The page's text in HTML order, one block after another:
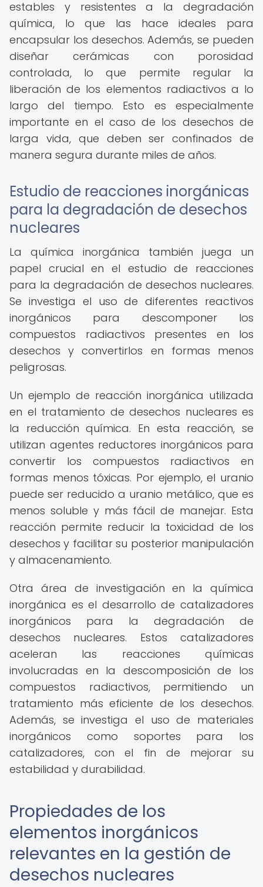
estables y resistentes a la degradación
química, lo que las hace ideales para
encapsular los desechos. Además, se pueden
diseñar cerámicas con porosidad
controlada, lo que permite regular la
liberación de los elementos radiactivos a lo
largo del tiempo. Esto es especialmente
importante en el caso de los desechos de
larga vida, que deben ser confinados de
manera segura durante miles de años.
Estudio de reacciones inorgánicas
para la degradación de desechos
nucleares
La química inorgánica también juega un
papel crucial en el estudio de reacciones
para la degradación de desechos nucleares.
Se investiga el uso de diferentes reactivos
inorgánicos para descomponer los
compuestos radiactivos presentes en los
desechos y convertirlos en formas menos
peligrosas.
Un ejemplo de reacción inorgánica utilizada
en el tratamiento de desechos nucleares es
la reducción química. En esta reacción, se
utilizan agentes reductores inorgánicos para
convertir los compuestos radiactivos en
formas menos tóxicas. Por ejemplo, el uranio
puede ser reducido a uranio metálico, que es
menos soluble y más fácil de manejar. Esta
reacción permite reducir la toxicidad de los
desechos y facilitar su posterior manipulación
y almacenamiento.
Otra área de investigación en la química
inorgánica es el desarrollo de catalizadores
inorgánicos para la degradación de
desechos nucleares. Estos catalizadores
aceleran las reacciones químicas
involucradas en la descomposición de los
compuestos radiactivos, permitiendo un
tratamiento más eficiente de los desechos.
Además, se investiga el uso de materiales
inorgánicos como soportes para los
catalizadores, con el fin de mejorar su
estabilidad y durabilidad.
Propiedades de los
elementos inorgánicos
relevantes en la gestión de
desechos nucleares